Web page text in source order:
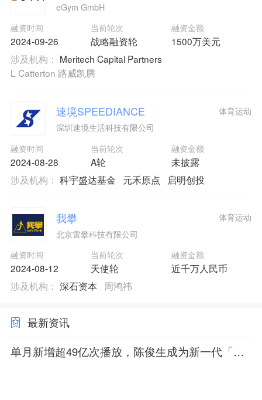
eGym GmbH
融资时间
2024-09-26
当前轮次
战略融资轮
融资金额
1500万美元
涉及机构： Meritech Capital Partners
L Catterton 路威凯腾
速境SPEEDIANCE
深圳速境生活科技有限公司
融资时间
2024-08-28
当前轮次
A轮
融资金额
未披露
体育运动
涉及机构： 科宇盛达基金 元禾原点 启明创投
我攀
北京雷攀科技有限公司
融资时间
2024-08-12
当前轮次
天使轮
融资金额
近千万人民币
体育运动
涉及机构： 深石资本 周鸿祎
最新资讯
单月新增超49亿次播放，陈俊生成为新一代「mo